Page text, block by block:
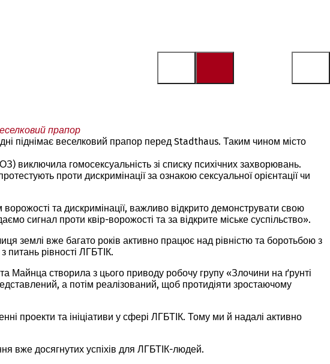
прапор
піднімає веселковий прапор перед Stadthaus. Таким чином місто
виключила гомосексуальність зі списку психічних захворювань.
проти дискримінації за ознакою сексуальної орієнтації чи
та дискримінації, важливо відкрито демонструвати свою
сигнал проти квір-ворожості та за відкрите міське суспільство».
землі вже багато років активно працює над рівністю та боротьбою з
питань рівності ЛГБТІК.
Майнца створила з цього приводу робочу групу «Злочини на ґрунті
а потім реалізований, щоб протидіяти зростаючому
проекти та ініціативи у сфері ЛГБТІК. Тому ми й надалі активно
вже досягнутих успіхів для ЛГБТІК-людей.